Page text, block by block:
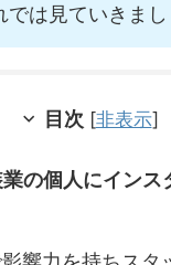
では見ていきまし
目次 [非表示]
の個人にインス